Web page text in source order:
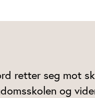
retter seg mot
og